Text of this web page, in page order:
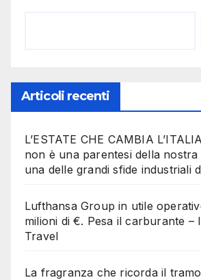
Articoli recenti
L’ESTATE CHE CAMBIA
non è una parentesi della nostra
una delle grandi sfide industriali
Lufthansa Group in utile
milioni di €. Pesa il carburante –
Travel
La fragranza che ricorda il